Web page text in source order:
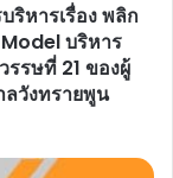
ริหารเรื่อง พลิก
บริหาร
รรษที่ 21 ของผู้
ลวังทรายพูน